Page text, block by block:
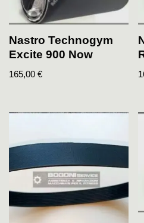
Nastro Technogym
Excite 900 Now
165,00 €